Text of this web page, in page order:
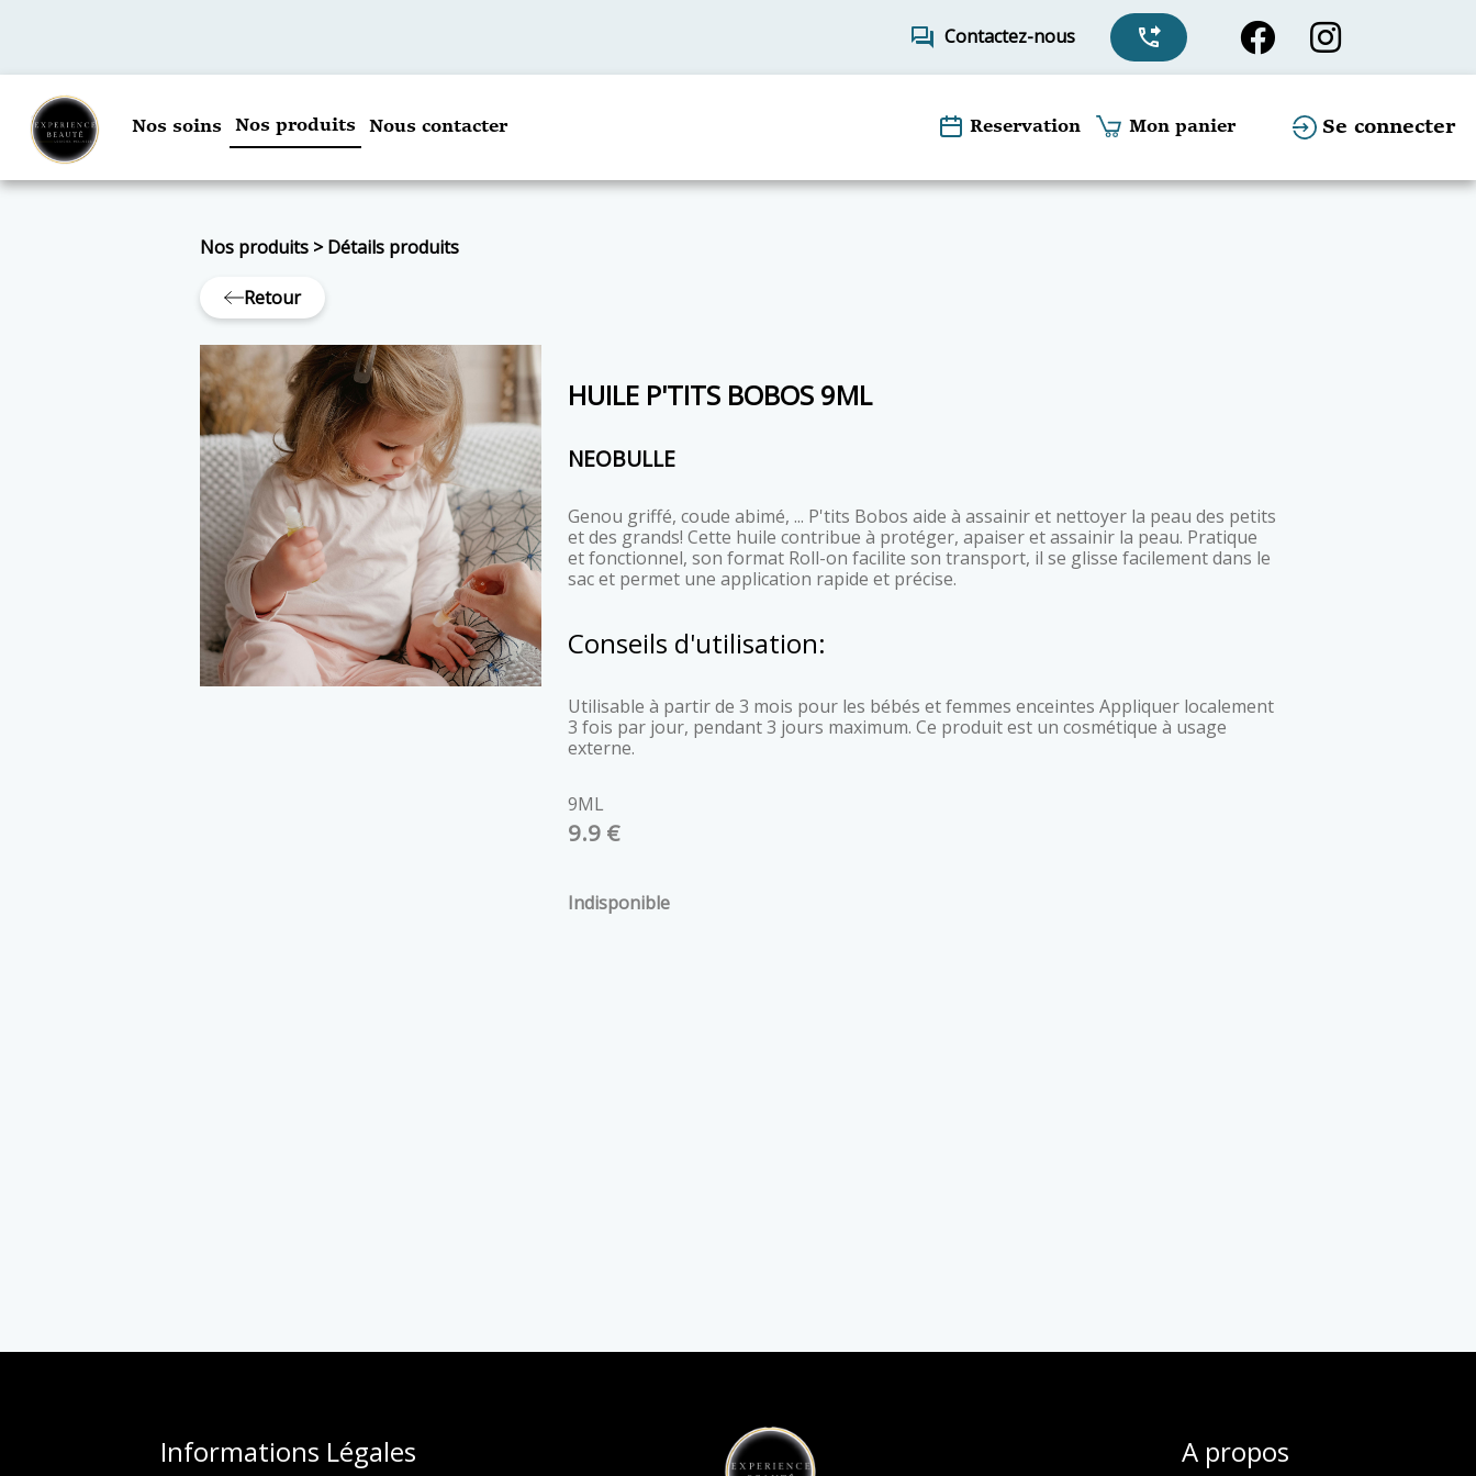
forum Contactez-nous phone_forwarded
Nos soins Nos produits Nous contacter Reservation Mon panier Se connecter
Nos produits>Détails produits
Retour
HUILE P'TITS BOBOS 9ML
NEOBULLE
Genou griffé, coude abimé, ... P'tits Bobos aide à assainir et nettoyer la peau des petits
et des grands! Cette huile contribue à protéger, apaiser et assainir la peau. Pratique
et fonctionnel, son format Roll-on facilite son transport, il se glisse facilement dans le
sac et permet une application rapide et précise.
Conseils d'utilisation:
Utilisable à partir de 3 mois pour les bébés et femmes enceintes Appliquer localement
3 fois par jour, pendant 3 jours maximum. Ce produit est un cosmétique à usage
externe.
9ML
9.9 €
Indisponible
Informations Légales A propos